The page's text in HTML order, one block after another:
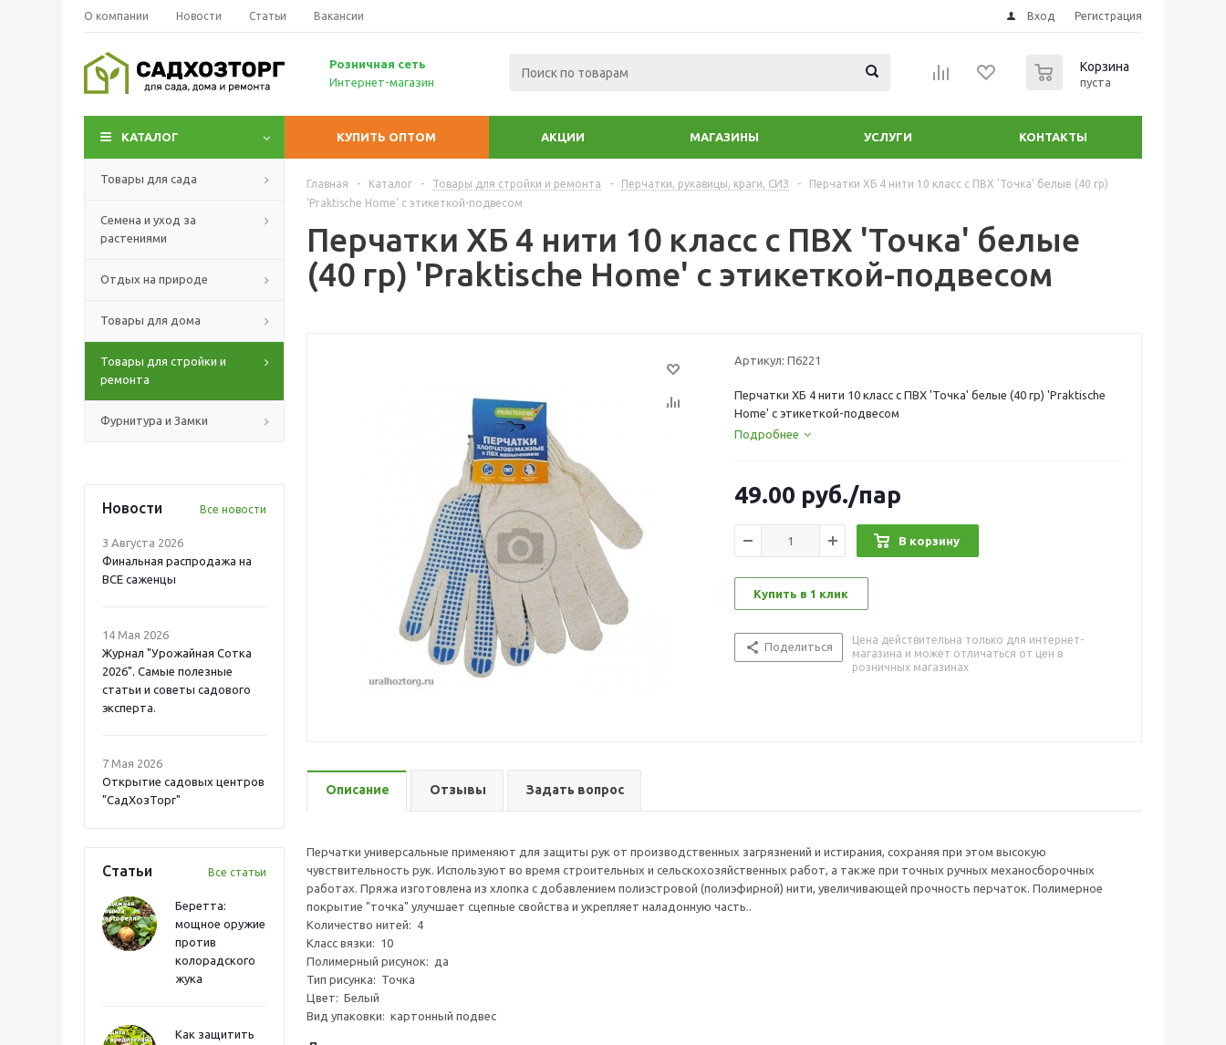
О компании Новости Статьи Вакансии Вход Регистрация
Розничная сеть
Интернет-магазин
Корзина
пуста
КАТАЛОГ КУПИТЬ ОПТОМ АКЦИИ МАГАЗИНЫ УСЛУГИ КОНТАКТЫ
Товары для сада
Семена и уход за
растениями
Отдых на природе
Товары для дома
Товары для стройки и
ремонта
Фурнитура и Замки
Новости Все новости
3 Августа 2026
Финальная распродажа на
ВСЕ саженцы
14 Мая 2026
Журнал "Урожайная Сотка
2026". Самые полезные
статьи и советы садового
эксперта.
7 Мая 2026
Открытие садовых центров
"СадХозТорг"
Статьи Все статьи
Беретта:
мощное оружие
против
колорадского
жука
Как защитить
Главная - Каталог - Товары для стройки и ремонта - Перчатки, рукавицы, краги, СИЗ -
Перчатки ХБ 4 нити 10 класс с ПВХ 'Точка' белые (40 гр)
'Praktische Home' с этикеткой-подвесом
Перчатки ХБ 4 нити 10 класс с ПВХ 'Точка' белые
(40 гр) 'Praktische Home' с этикеткой-подвесом
Артикул: П6221
Перчатки ХБ 4 нити 10 класс с ПВХ 'Точка' белые (40 гр) 'Praktische
Home' с этикеткой-подвесом
Подробнее
49.00 руб./пар
В корзину
Купить в 1 клик
Поделиться
Цена действительна только для интернет-
магазина и может отличаться от цен в
розничных магазинах
Описание Отзывы Задать вопрос
Перчатки универсальные применяют для защиты рук от производственных загрязнений и истирания, сохраняя при этом высокую
чувствительность рук. Используют во время строительных и сельскохозяйственных работ, а также при точных ручных механосборочных
работах. Пряжа изготовлена из хлопка с добавлением полиэстровой (полиэфирной) нити, увеличивающей прочность перчаток. Полимерное
покрытие "точка" улучшает сцепные свойства и укрепляет наладонную часть..
Количество нитей: 4
Класс вязки: 10
Полимерный рисунок: да
Тип рисунка: Точка
Цвет: Белый
Вид упаковки: картонный подвес